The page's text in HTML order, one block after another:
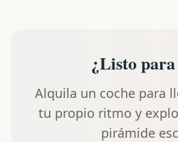
¿Listo
Alquila un coche para
tu propio ritmo y
pirámide